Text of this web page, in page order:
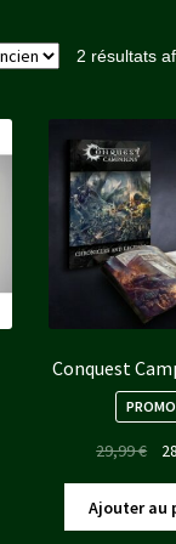
2 résultats
Conquest
29,99€
Le
Ajouter au